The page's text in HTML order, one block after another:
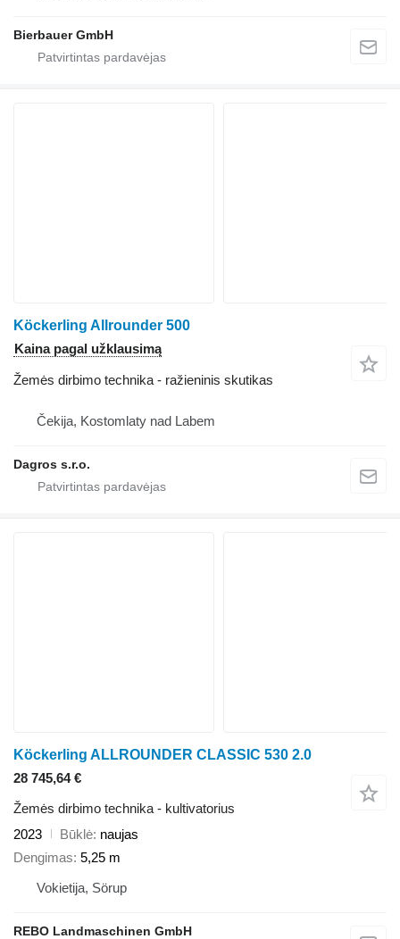
Bierbauer GmbH
Köckerling Allrounder 500
Kaina pagal užklausimą
Žemės dirbimo technika - ražieninis skutikas
Čekija, Kostomlaty nad Labem
Dagros s.r.o.
Köckerling ALLROUNDER CLASSIC 530 2.0
28 745,64 €
Žemės dirbimo technika - kultivatorius
2023
Būklė naujas
Dengimas 5,25 m
Vokietija, Sörup
REBO Landmaschinen GmbH